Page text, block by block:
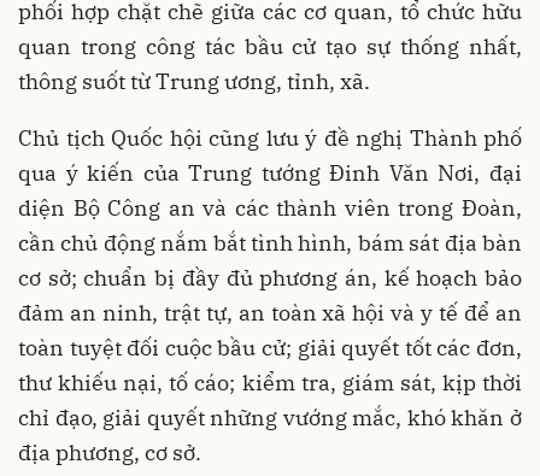
phối hợp chặt chẽ giữa các cơ quan, tổ chức hữu
quan trong công tác bầu cử tạo sự thống nhất,
thông suốt từ Trung ương, tỉnh, xã.
Chủ tịch Quốc hội cũng lưu ý đề nghị Thành phố
qua ý kiến của Trung tướng Đinh Văn Nơi, đại
diện Bộ Công an và các thành viên trong Đoàn,
cần chủ động nắm bắt tình hình, bám sát địa bàn
cơ sở; chuẩn bị đầy đủ phương án, kế hoạch bảo
đảm an ninh, trật tự, an toàn xã hội và y tế để an
toàn tuyệt đối cuộc bầu cử; giải quyết tốt các đơn,
thư khiếu nại, tố cáo; kiểm tra, giám sát, kịp thời
chỉ đạo, giải quyết những vướng mắc, khó khăn ở
địa phương, cơ sở.